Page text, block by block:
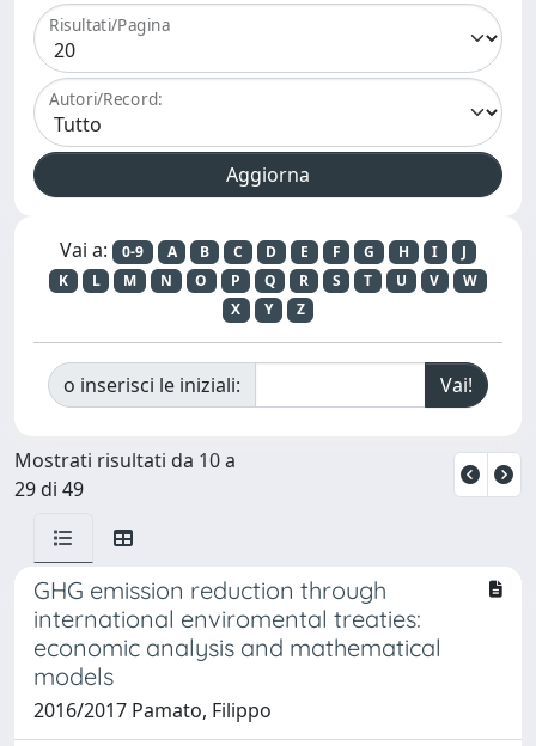
Risultati/Pagina
Autori/Record:
Vai a: 0-9 A B C D E F G H I
J
K
L M N O P Q R S T U V
W
X
Y Z
o inserisci le iniziali:
Mostrati risultati da 10 a
29 di 49
GHG emission reduction through
international enviromental treaties:
economic analysis and mathematical
models
2016/2017 Pamato, Filippo